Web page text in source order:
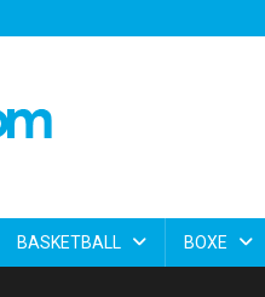
BASKETBALL BOXE